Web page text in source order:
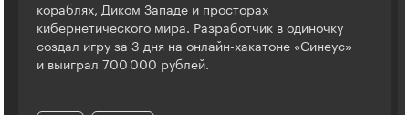
кораблях, Диком Западе и просторах
кибернетического мира. Разработчик в одиночку
создал игру за 3 дня на онлайн-хакатоне «Синеус»
и выиграл 700 000 рублей.